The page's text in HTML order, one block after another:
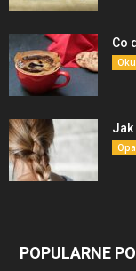
Co
Jak
POPULARNE